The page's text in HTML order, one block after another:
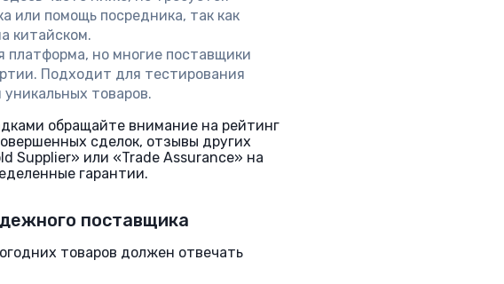
или помощь посредника, так как
китайском.
платформа, но многие поставщики
Подходит для тестирования
товаров.
обращайте внимание на рейтинг
сделок, отзывы других
Supplier» или «Trade Assurance» на
гарантии.
поставщика
товаров должен отвечать